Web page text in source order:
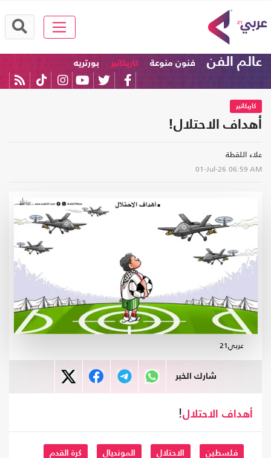
عالم الفن فنون منوعة كاريكاتير بورتريه
كاريكاتير
أهداف الاحتلال!
علاء اللقطة
01-Jul-26 06:59 AM
عربي21
شارك الخبر
أهداف الاحتلال!
فلسطين الاحتلال المونديال كرة القدم